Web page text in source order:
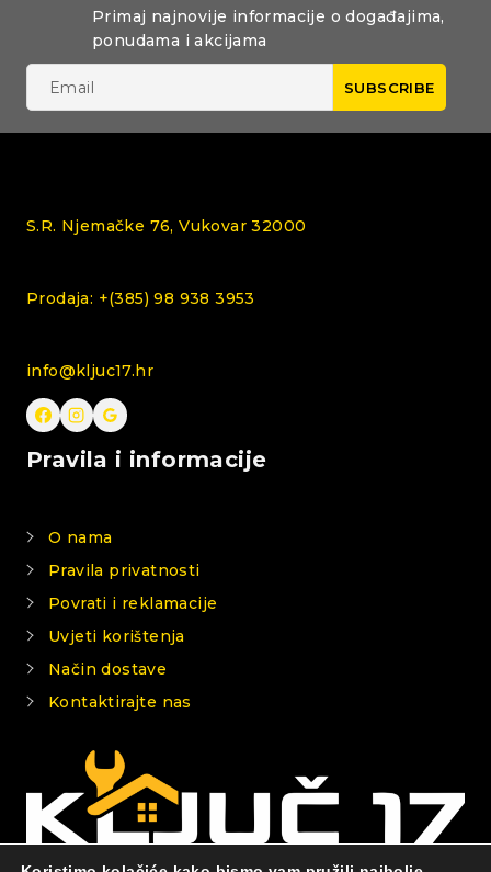
Primaj najnovije informacije o događajima,
ponudama i akcijama
S.R. Njemačke 76, Vukovar 32000
Prodaja: +(385) 98 938 3953
info@kljuc17.hr
Pravila i informacije
O nama
Pravila privatnosti
Povrati i reklamacije
Uvjeti korištenja
Način dostave
Kontaktirajte nas